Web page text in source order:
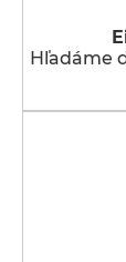
Hľadáme